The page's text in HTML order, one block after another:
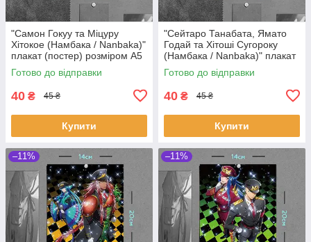
"Самон Гокуу та Міцуру
Хітокое (Намбака / Nanbaka)"
плакат (постер) розміром А5
(14х20см)
Готово до відправки
40 ₴ 45 ₴
Купити
"Сейтаро Танабата, Ямато
Годай та Хітоші Сугороку
(Намбака / Nanbaka)" плакат
(постер) розміром А5
(14х20см)
Готово до відправки
40 ₴ 45 ₴
Купити
–11% –11%